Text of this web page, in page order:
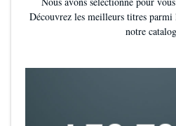
Découvrez les meilleurs titres parmi
notre